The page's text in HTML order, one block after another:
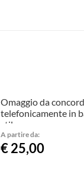
Omaggio da
telefonicamente in
stile.
A partire da:
€ 25,00